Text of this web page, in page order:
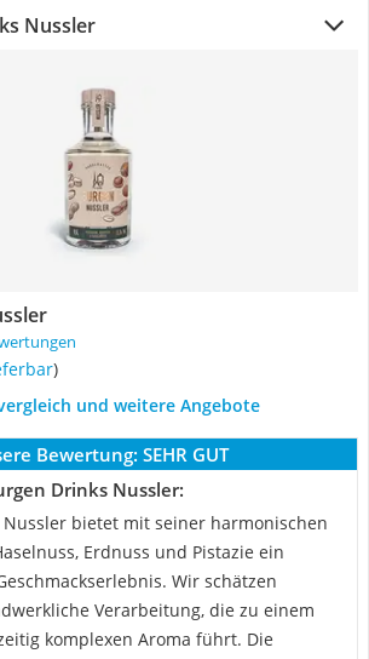
Nussler
)
und weitere Angebote
Bewertung: SEHR GUT
Drinks Nussler:
bietet mit seiner harmonischen
Erdnuss und Pistazie ein
Wir schätzen
Verarbeitung, die zu einem
komplexen Aroma führt. Die